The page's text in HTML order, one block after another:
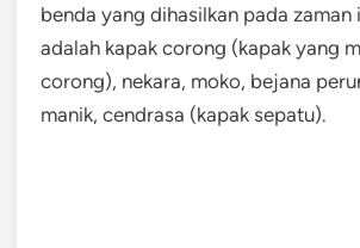
benda yang dihasilkan pada zaman
adalah kapak corong (kapak yang
corong), nekara, moko, bejana
manik, cendrasa (kapak sepatu).